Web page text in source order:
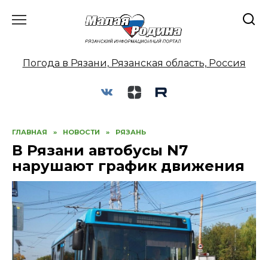
Погода в Рязани, Рязанская область, Россия
ГЛАВНАЯ » НОВОСТИ » РЯЗАНЬ
В Рязани автобусы N7
нарушают график движения